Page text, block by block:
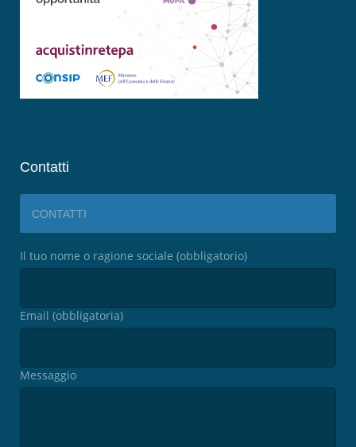
Contatti
CONTATTI
Il tuo nome o ragione sociale (obbligatorio)
Email (obbligatoria)
Messaggio